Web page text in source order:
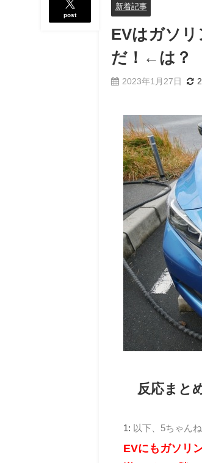
post
新着記事
EVはガソ
だ！←は？
2023年1月27日
反応まと
1: 以下、5ちゃん
EVにもガソリ